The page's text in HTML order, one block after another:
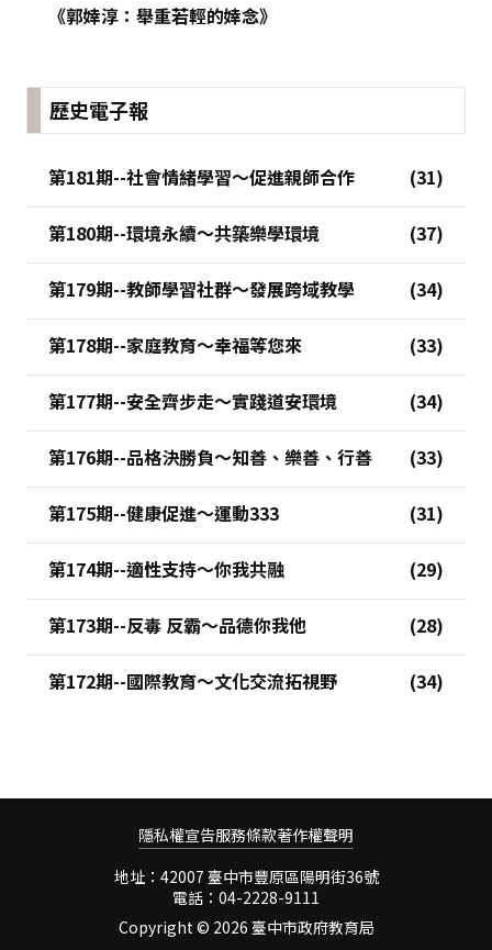
《郭婞淳：舉重若輕的婞念》
歷史電子報
第181期--社會情緒學習～促進親師合作
第180期--環境永續～共築樂學環境
第179期--教師學習社群～發展跨域教學
第178期--家庭教育～幸福等您來
第177期--安全齊步走～實踐道安環境
第176期--品格決勝負～知善、樂善、行善
第175期--健康促進～運動333
第174期--適性支持～你我共融
第173期--反毒 反霸～品德你我他
第172期--國際教育～文化交流拓視野
隱私權宣告服務條款著作權聲明
地址：42007 臺中市豐原區陽明街36號
電話：04-2228-9111
Copyright © 2026 臺中市政府教育局